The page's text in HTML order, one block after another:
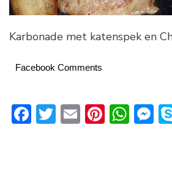
Karbonade met katenspek en
Facebook Comments
Facebook
Twitter
Email